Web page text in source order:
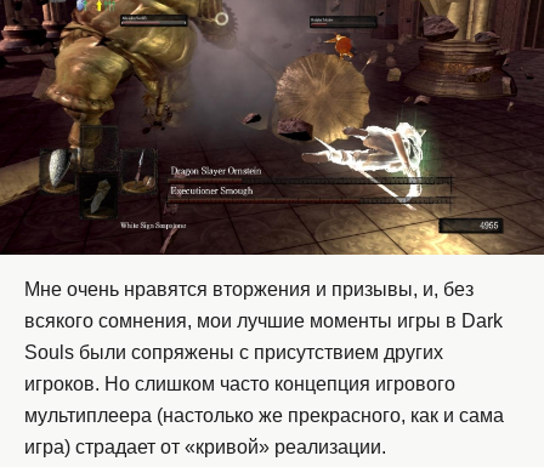
Мне очень нравятся вторжения и призывы, и, без
всякого сомнения, мои лучшие моменты игры в Dark
Souls были сопряжены с присутствием других
игроков. Но слишком часто концепция игрового
мультиплеера (настолько же прекрасного, как и сама
игра) страдает от «кривой» реализации.